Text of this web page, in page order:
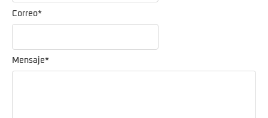
Mensaje*
Correo*